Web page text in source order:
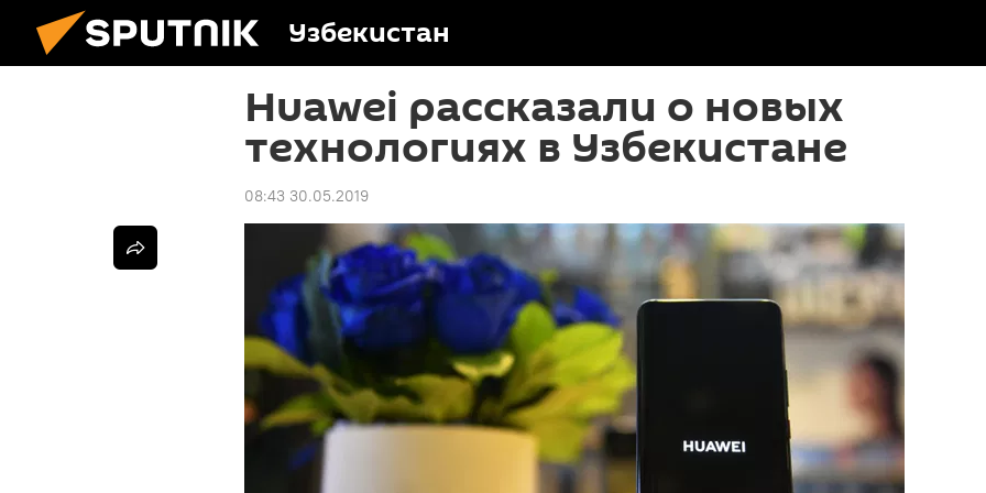
Узбекистан
Huawei рассказали о новых
технологиях в Узбекистане
08:43 30.05.2019